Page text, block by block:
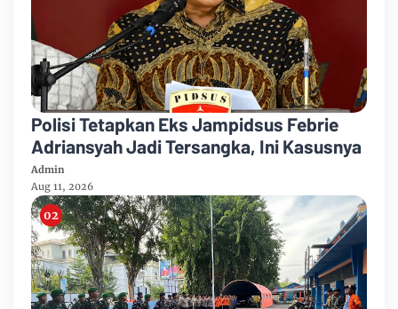
Polisi Tetapkan Eks Jampidsus Febrie
Adriansyah Jadi Tersangka, Ini Kasusnya
Admin
Aug 11, 2026